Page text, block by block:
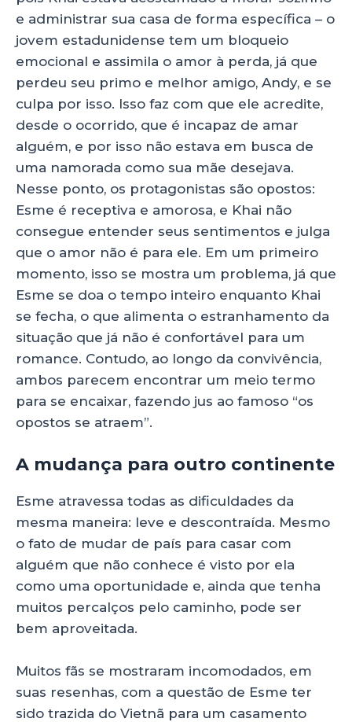
e administrar sua casa de forma específica – o
jovem estadunidense tem um bloqueio
emocional e assimila o amor à perda, já que
perdeu seu primo e melhor amigo, Andy, e se
culpa por isso. Isso faz com que ele acredite,
desde o ocorrido, que é incapaz de amar
alguém, e por isso não estava em busca de
uma namorada como sua mãe desejava.
Nesse ponto, os protagonistas são opostos:
Esme é receptiva e amorosa, e Khai não
consegue entender seus sentimentos e julga
que o amor não é para ele. Em um primeiro
momento, isso se mostra um problema, já que
Esme se doa o tempo inteiro enquanto Khai
se fecha, o que alimenta o estranhamento da
situação que já não é confortável para um
romance. Contudo, ao longo da convivência,
ambos parecem encontrar um meio termo
para se encaixar, fazendo jus ao famoso “os
opostos se atraem”.
A mudança para outro continente
Esme atravessa todas as dificuldades da
mesma maneira: leve e descontraída. Mesmo
o fato de mudar de país para casar com
alguém que não conhece é visto por ela
como uma oportunidade e, ainda que tenha
muitos percalços pelo caminho, pode ser
bem aproveitada.
Muitos fãs se mostraram incomodados, em
suas resenhas, com a questão de Esme ter
sido trazida do Vietnã para um casamento